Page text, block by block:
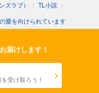
ズラブ） 〉 TL小説 〉
愛を向けられています
届けします！
受け取ろう！